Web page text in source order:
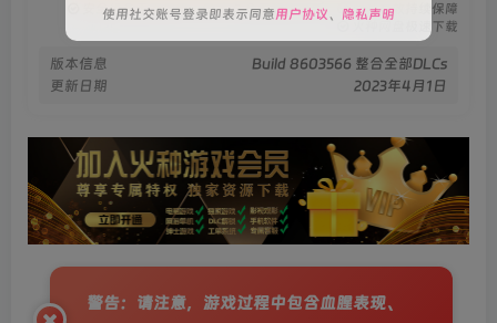
安全绿色无毒保障 永久免费稳定更新
资源有效持续保障
火种网盘极速下载
版本信息
Build 8603566 整合全部DLCs
更新日期
2023年4月1日
警告：请注意，游戏过程中包含血腥表现、
使用社交账号登录即表示同意用户协议、 隐私声明